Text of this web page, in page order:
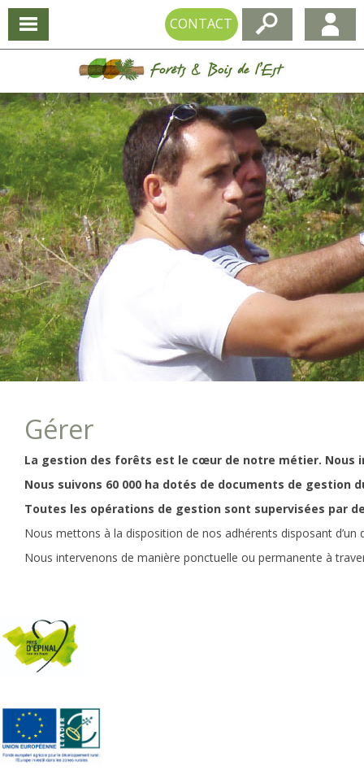
CONTACT
Gérer
La gestion des forêts est le cœur de notre métier. Nous
Nous suivons 60 000 ha dotés de documents de
Toutes les opérations de gestion sont supervisées par
Nous mettons à la disposition de nos adhérents disposant
Nous intervenons de manière ponctuelle ou permanente à